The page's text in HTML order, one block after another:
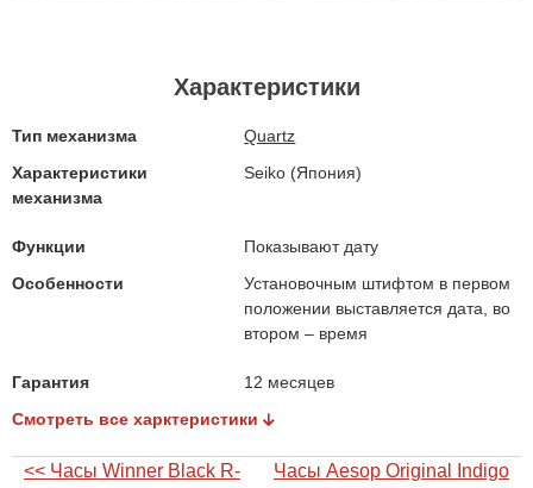
Характеристики
Тип механизма
Quartz
Характеристики
механизма
Seiko (Япония)
Функции
Показывают дату
Особенности
Установочным штифтом в первом
положении выставляется дата, во
втором – время
Гарантия
12 месяцев
Смотреть все харктеристики
<< Часы Winner Black R-
Часы Aesop Original Indigo